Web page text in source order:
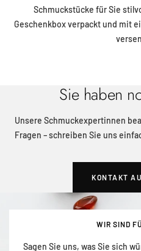
Schmuckstücke für Sie
Geschenkbox verpackt und mit
Sie haben
Unsere Schmuckexpertinnen
Fragen – schreiben Sie uns
KONTAKT
WIR SIND
Sagen Sie uns, was Sie sich